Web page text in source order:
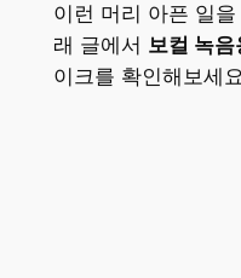
이런 머리 아픈 일
래 글에서 보컬 녹
이크를 확인해보세